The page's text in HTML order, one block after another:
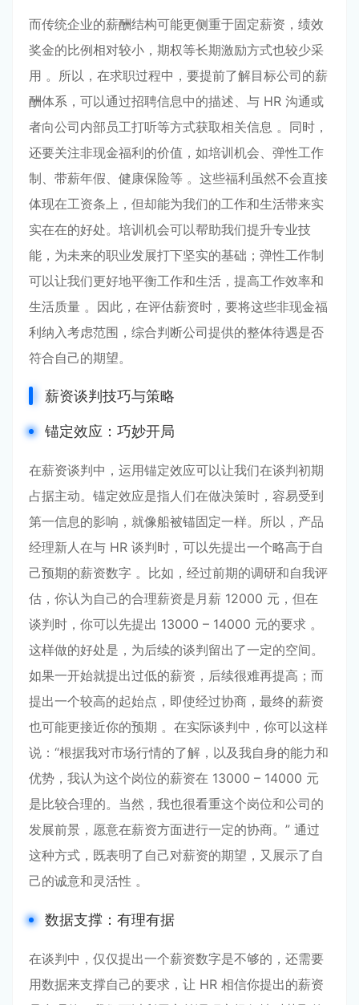
而传统企业的薪酬结构可能更侧重于固定薪资，绩效
奖金的比例相对较小，期权等长期激励方式也较少采
用 。所以，在求职过程中，要提前了解目标公司的薪
酬体系，可以通过招聘信息中的描述、与 HR 沟通或
者向公司内部员工打听等方式获取相关信息 。同时，
还要关注非现金福利的价值，如培训机会、弹性工作
制、带薪年假、健康保险等 。这些福利虽然不会直接
体现在工资条上，但却能为我们的工作和生活带来实
实在在的好处。培训机会可以帮助我们提升专业技
能，为未来的职业发展打下坚实的基础；弹性工作制
可以让我们更好地平衡工作和生活，提高工作效率和
生活质量 。因此，在评估薪资时，要将这些非现金福
利纳入考虑范围，综合判断公司提供的整体待遇是否
符合自己的期望。
薪资谈判技巧与策略
锚定效应：巧妙开局
在薪资谈判中，运用锚定效应可以让我们在谈判初期
占据主动。锚定效应是指人们在做决策时，容易受到
第一信息的影响，就像船被锚固定一样。所以，产品
经理新人在与 HR 谈判时，可以先提出一个略高于自
己预期的薪资数字 。比如，经过前期的调研和自我评
估，你认为自己的合理薪资是月薪 12000 元，但在
谈判时，你可以先提出 13000 – 14000 元的要求 。
这样做的好处是，为后续的谈判留出了一定的空间。
如果一开始就提出过低的薪资，后续很难再提高；而
提出一个较高的起始点，即使经过协商，最终的薪资
也可能更接近你的预期 。在实际谈判中，你可以这样
说：“根据我对市场行情的了解，以及我自身的能力和
优势，我认为这个岗位的薪资在 13000 – 14000 元
是比较合理的。当然，我也很看重这个岗位和公司的
发展前景，愿意在薪资方面进行一定的协商。” 通过
这种方式，既表明了自己对薪资的期望，又展示了自
己的诚意和灵活性 。
数据支撑：有理有据
在谈判中，仅仅提出一个薪资数字是不够的，还需要
用数据来支撑自己的要求，让 HR 相信你提出的薪资